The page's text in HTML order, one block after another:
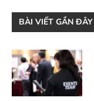
BÀI VIẾT GẦN ĐÂY